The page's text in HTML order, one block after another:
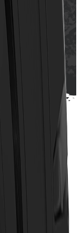
solo de forma